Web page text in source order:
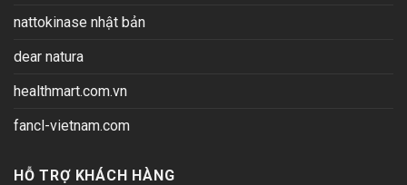
nattokinase nhật bản
dear natura
healthmart.com.vn
fancl-vietnam.com
HỖ TRỢ KHÁCH HÀNG